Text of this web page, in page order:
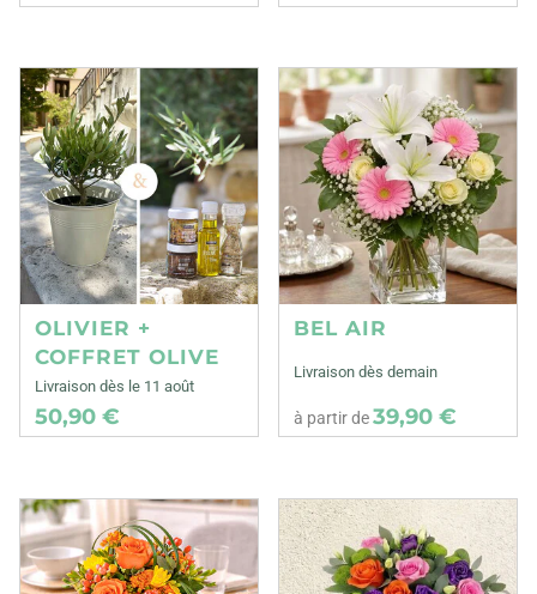
OLIVIER +
COFFRET OLIVE
Livraison dès le 11 août
50,90 €
BEL AIR
Livraison dès demain
à partir de39,90 €